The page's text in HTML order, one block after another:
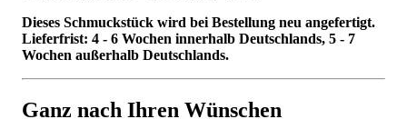
Dieses Schmuckstück wird bei Bestellung neu angefertigt.
Lieferfrist: 4 - 6 Wochen innerhalb Deutschlands, 5 - 7
Wochen außerhalb Deutschlands.
Ganz nach Ihren Wünschen